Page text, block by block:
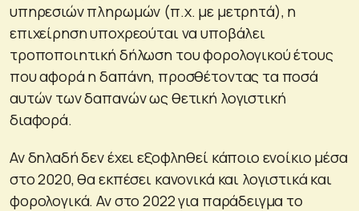
υπηρεσιών πληρωμών (π.χ. με μετρητά), η
επιχείρηση υποχρεούται να υποβάλει
τροποποιητική δήλωση του φορολογικού έτους
που αφορά η δαπάνη, προσθέτοντας τα ποσά
αυτών των δαπανών ως θετική λογιστική
διαφορά.
Αν δηλαδή δεν έχει εξοφληθεί κάποιο ενοίκιο μέσα
στο 2020, θα εκπέσει κανονικά και λογιστικά και
φορολογικά. Αν στο 2022 για παράδειγμα το